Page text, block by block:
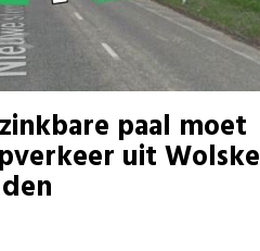
paal moet
uit Wolske